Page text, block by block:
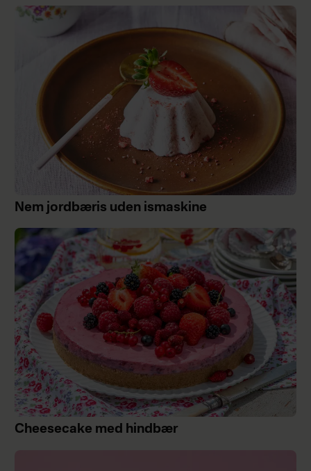
Nem jordbæris uden ismaskine
Cheesecake med hindbær